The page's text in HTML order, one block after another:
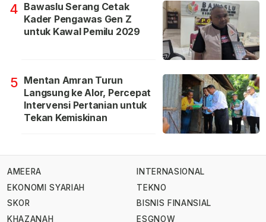
4 Bawaslu Serang Cetak
Kader Pengawas Gen Z
untuk Kawal Pemilu 2029
5 Mentan Amran Turun
Langsung ke Alor, Percepat
Intervensi Pertanian untuk
Tekan Kemiskinan
AMEERA
EKONOMI SYARIAH
SKOR
KHAZANAH
INTERNASIONAL
TEKNO
BISNIS FINANSIAL
ESGNOW